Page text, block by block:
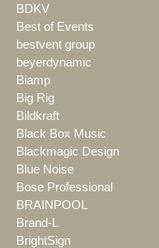
BDKV
Best of Events
bestvent group
beyerdynamic
Biamp
Big Rig
Bildkraft
Black Box Music
Blackmagic Design
Blue Noise
Bose Professional
BRAINPOOL
Brand-L
BrightSign